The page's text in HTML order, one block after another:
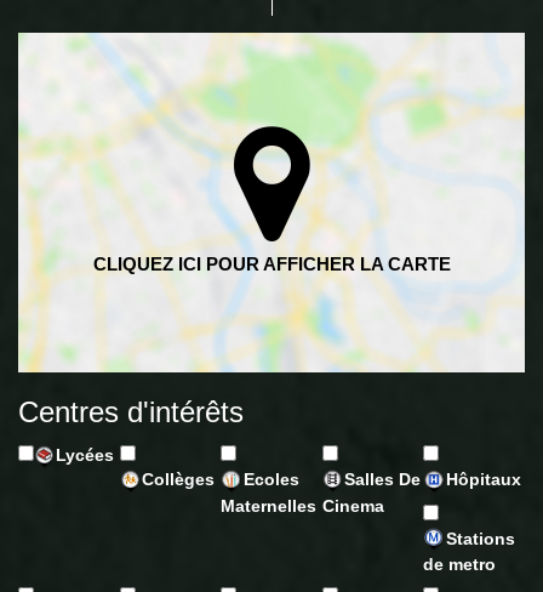
Centres d'intérêts
Lycées
Collèges
Ecoles
Maternelles
Salles De
Cinema
Hôpitaux
Stations
de metro